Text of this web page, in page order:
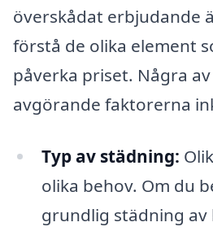
överskådat erbjudande
förstå de olika element
påverka priset. Några
avgörande faktorerna
Typ av städning:
olika behov. Om du
grundlig städning